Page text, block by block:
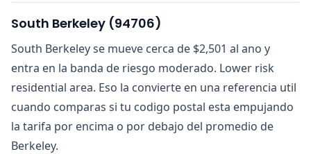
South Berkeley (94706)
South Berkeley se mueve cerca de $2,501 al ano y
entra en la banda de riesgo moderado. Lower risk
residential area. Eso la convierte en una referencia util
cuando comparas si tu codigo postal esta empujando
la tarifa por encima o por debajo del promedio de
Berkeley.